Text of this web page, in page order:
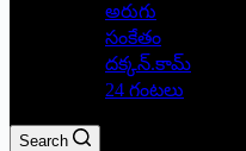
అరుగు
సంకేతం
దక్కన్.కామ్
24 గంటలు
Search